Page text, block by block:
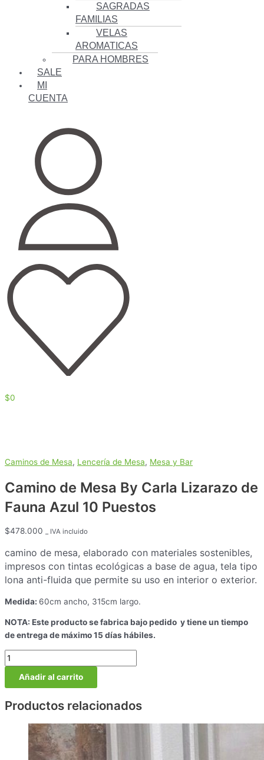
SAGRADAS
FAMILIAS
VELAS
AROMATICAS
PARA HOMBRES
SALE
MI
CUENTA
$0
Caminos de Mesa, Lencería de Mesa, Mesa y Bar
Camino de Mesa By Carla Lizarazo de
Fauna Azul 10 Puestos
$478.000 _ IVA incluido
camino de mesa, elaborado con materiales sostenibles,
impresos con tintas ecológicas a base de agua, tela tipo
lona anti-fluida que permite su uso en interior o exterior.
Medida: 60cm ancho, 315cm largo.
NOTA: Este producto se fabrica bajo pedido y tiene un tiempo
de entrega de máximo 15 días hábiles.
Añadir al carrito
Productos relacionados